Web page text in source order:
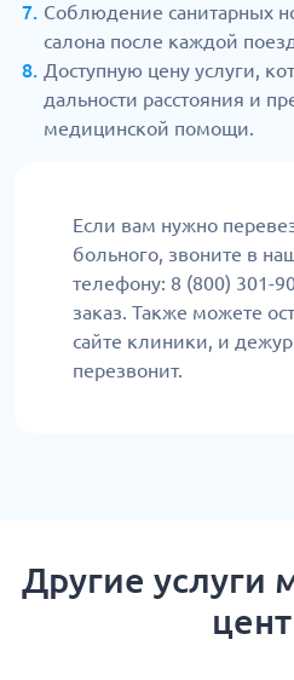
Соблюдение санитарных
салона после каждой
Доступную цену услуги,
дальности расстояния и
медицинской помощи.
Если вам нужно
больного, звоните в
телефону: 8 (800) 301-
заказ. Также можете
сайте клиники, и
перезвонит.
Другие услуги